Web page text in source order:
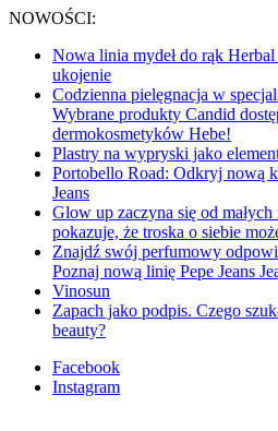
NOWOŚCI:
Nowa linia mydeł do rąk
ukojenie
Codzienna pielęgnacja w
Wybrane produkty Candid
dermokosmetyków Hebe!
Plastry na wypryski jako
Portobello Road: Odkryj nową
Jeans
Glow up zaczyna się od małych
pokazuje, że troska o siebie
Znajdź swój perfumowy
Poznaj nową linię Pepe Jeans
Vinosun
Zapach jako podpis. Czego
beauty?
Facebook
Instagram